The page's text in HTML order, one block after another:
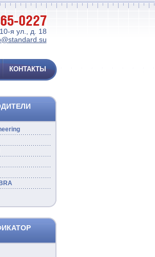
я ул., д. 18
КОНТАКТЫ